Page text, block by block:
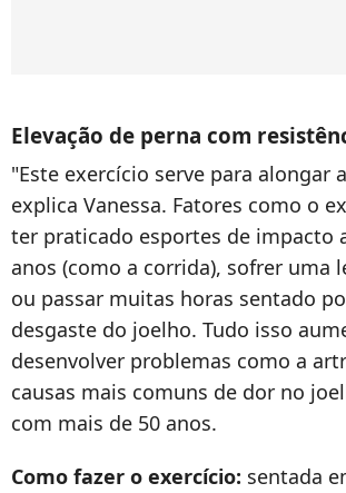
Elevação de perna com
"Este exercício serve para alongar
explica Vanessa. Fatores como o
ter praticado esportes de impacto
anos (como a corrida), sofrer uma
ou passar muitas horas sentado
desgaste do joelho. Tudo isso
desenvolver problemas como a
causas mais comuns de dor no
com mais de 50 anos.
Como fazer o exercício: sentada